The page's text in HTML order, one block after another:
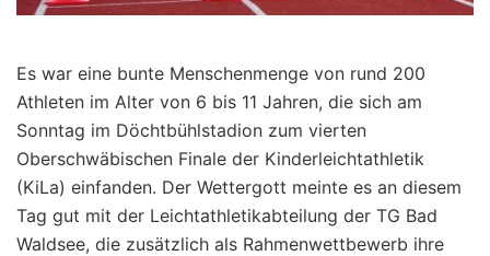
Es war eine bunte Menschenmenge von rund 200
Athleten im Alter von 6 bis 11 Jahren, die sich am
Sonntag im Döchtbühlstadion zum vierten
Oberschwäbischen Finale der Kinderleichtathletik
(KiLa) einfanden. Der Wettergott meinte es an diesem
Tag gut mit der Leichtathletikabteilung der TG Bad
Waldsee, die zusätzlich als Rahmenwettbewerb ihre